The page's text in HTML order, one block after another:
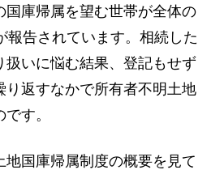
国庫帰属を望む世帯が全体の
報告されています。相続した
扱いに悩む結果、登記もせず
り返すなかで所有者不明土地
す。
国庫帰属制度の概要を見て